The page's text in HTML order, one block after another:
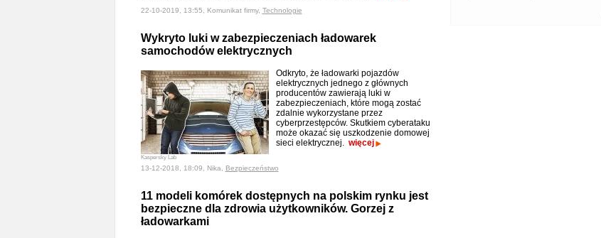
22-10-2019, 13:55, Komunikat firmy, Technologie
Wykryto luki w zabezpieczeniach ładowarek
samochodów elektrycznych
Kaspersky Lab
Odkryto, że ładowarki pojazdów
elektrycznych jednego z głównych
producentów zawierają luki w
zabezpieczeniach, które mogą zostać
zdalnie wykorzystane przez
cyberprzestępców. Skutkiem cyberataku
może okazać się uszkodzenie domowej
sieci elektrycznej. więcej
13-12-2018, 18:09, Nika, Bezpieczeństwo
11 modeli komórek dostępnych na polskim rynku jest
bezpieczne dla zdrowia użytkowników. Gorzej z
ładowarkami